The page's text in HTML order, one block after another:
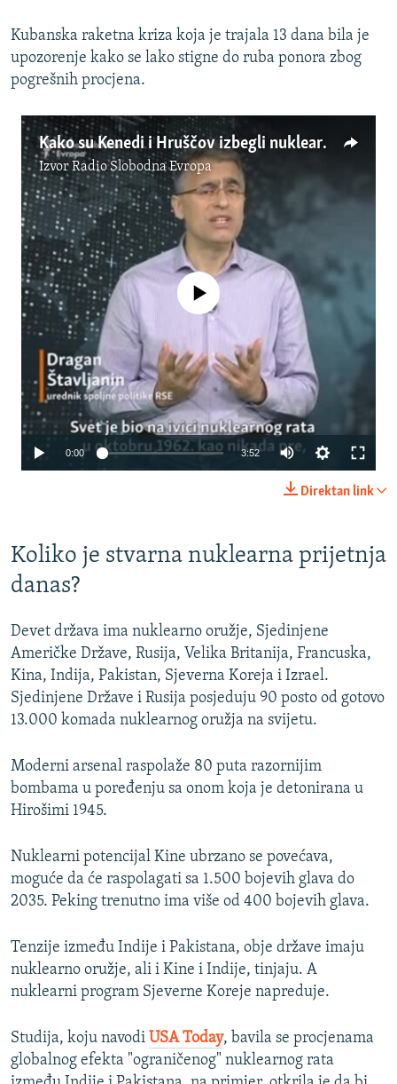
Kubanska raketna kriza koja je trajala 13 dana bila je
upozorenje kako se lako stigne do ruba ponora zbog
pogrešnih procjena.
Kako su Kenedi i Hruščov izbegli nuklearni rat?
IzvorRadio Slobodna Evropa
720p 1080p
No media source currently available
0:00 3:52 Auto
Direktan link
Koliko je stvarna nuklearna prijetnja
danas?
Devet država ima nuklearno oružje, Sjedinjene
Američke Države, Rusija, Velika Britanija, Francuska,
Kina, Indija, Pakistan, Sjeverna Koreja i Izrael.
Sjedinjene Države i Rusija posjeduju 90 posto od gotovo
13.000 komada nuklearnog oružja na svijetu.
Moderni arsenal raspolaže 80 puta razornijim
bombama u poređenju sa onom koja je detonirana u
Hirošimi 1945.
Nuklearni potencijal Kine ubrzano se povećava,
moguće da će raspolagati sa 1.500 bojevih glava do
2035. Peking trenutno ima više od 400 bojevih glava.
Tenzije između Indije i Pakistana, obje države imaju
nuklearno oružje, ali i Kine i Indije, tinjaju. A
nuklearni program Sjeverne Koreje napreduje.
Studija, koju navodi USA Today, bavila se procjenama
globalnog efekta "ograničenog" nuklearnog rata